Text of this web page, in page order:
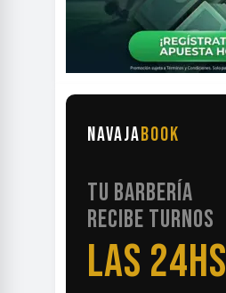
NAVAJABOOK
TU BARBERÍA
RECIBE TURNOS
LAS 24HS